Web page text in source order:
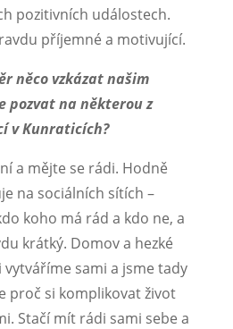
pozitivních událostech.
příjemné a motivující.
něco vzkázat našim
pozvat na některou z
v Kunraticích?
a mějte se rádi. Hodně
na sociálních sítích –
koho má rád a kdo ne, a
krátký. Domov a hezké
vytváříme sami a jsme tady
proč si komplikovat život
Stačí mít rádi sami sebe a